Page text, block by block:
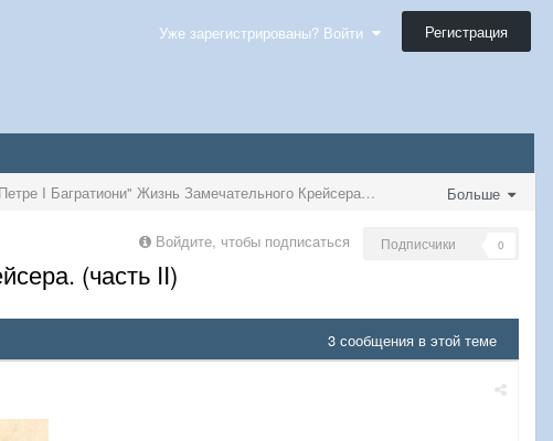
Уже зарегистрированы? Войти Регистрация
Больше
Бронепалубный крейсер "Петре I Багратиони" Жизнь Замечательного Крейсера. (часть II)
Войдите, чтобы подписаться Подписчики 0
(часть II)
3 сообщения в этой теме